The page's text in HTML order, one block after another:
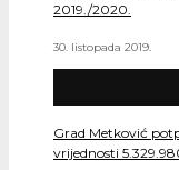
2019./2020.
30. listopada 2019.
Grad Metković
vrijednosti